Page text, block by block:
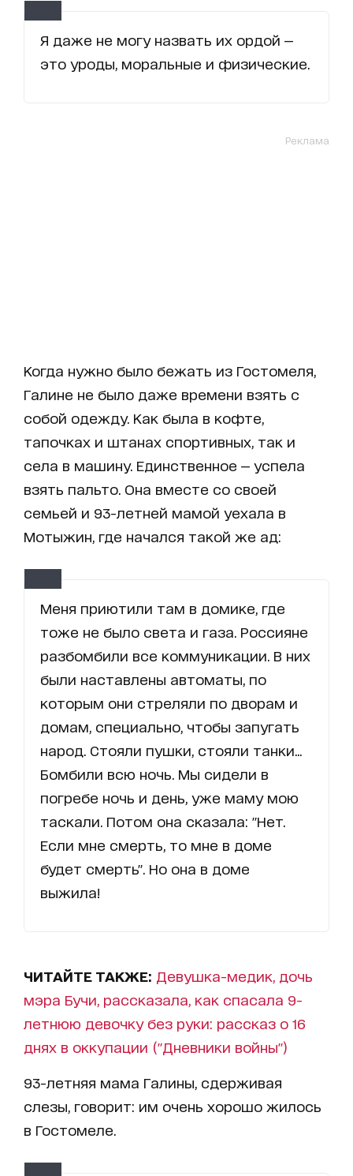
Я даже не могу назвать их ордой —
это уроды, моральные и физические.
Реклама
Когда нужно было бежать из Гостомеля,
Галине не было даже времени взять с
собой одежду. Как была в кофте,
тапочках и штанах спортивных, так и
села в машину. Единственное — успела
взять пальто. Она вместе со своей
семьей и 93-летней мамой уехала в
Мотыжин, где начался такой же ад:
Меня приютили там в домике, где
тоже не было света и газа. Россияне
разбомбили все коммуникации. В них
были наставлены автоматы, по
которым они стреляли по дворам и
домам, специально, чтобы запугать
народ. Стояли пушки, стояли танки...
Бомбили всю ночь. Мы сидели в
погребе ночь и день, уже маму мою
таскали. Потом она сказала: "Нет.
Если мне смерть, то мне в доме
будет смерть". Но она в доме
выжила!
ЧИТАЙТЕ ТАКЖЕ: Девушка-медик, дочь
мэра Бучи, рассказала, как спасала 9-
летнюю девочку без руки: рассказ о 16
днях в оккупации ("Дневники войны")
93-летняя мама Галины, сдерживая
слезы, говорит: им очень хорошо жилось
в Гостомеле.